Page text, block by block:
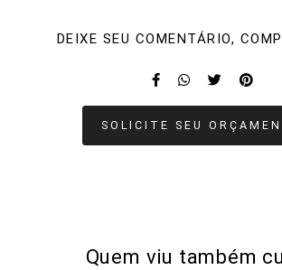
DEIXE SEU COMENTÁRIO,
SOLICITE SEU
Quem viu também